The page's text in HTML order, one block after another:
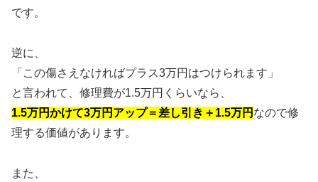
です。
逆に、
「この傷さえなければプラス3万円はつけられます」
と言われて、修理費が1.5万円くらいなら、
1.5万円かけて3万円アップ＝差し引き＋1.5万円 なので修
理する価値があります。
また、